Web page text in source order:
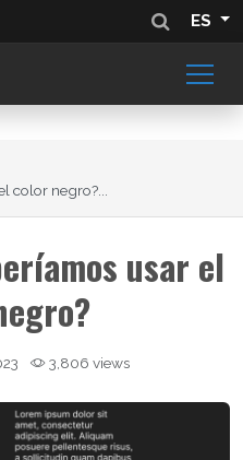
ES
color negro?...
usar el
3,806 views